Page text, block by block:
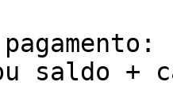
saldo +